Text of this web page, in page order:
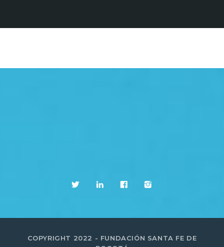
COPYRIGHT 2022 - FUNDACIÓN SANTA FE DE